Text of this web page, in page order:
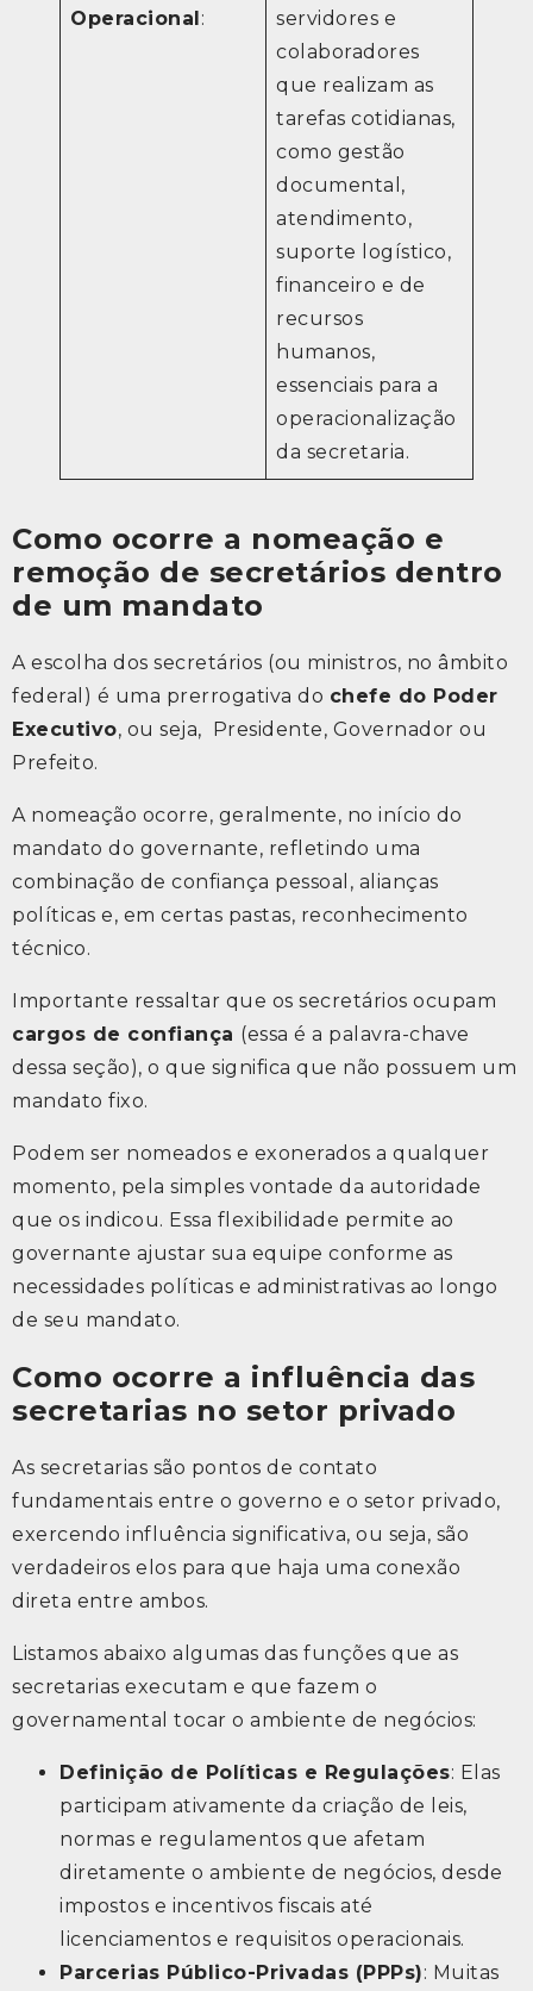
Operacional :
servidores e
colaboradores
que realizam as
tarefas cotidianas,
como gestão
documental,
atendimento,
suporte logístico,
financeiro e de
recursos
humanos,
essenciais para a
operacionalização
da secretaria.
Como ocorre a nomeação e
remoção de secretários dentro
de um mandato
A escolha dos secretários (ou ministros, no âmbito
federal) é uma prerrogativa do chefe do Poder
Executivo, ou seja, Presidente, Governador ou
Prefeito.
A nomeação ocorre, geralmente, no início do
mandato do governante, refletindo uma
combinação de confiança pessoal, alianças
políticas e, em certas pastas, reconhecimento
técnico.
Importante ressaltar que os secretários ocupam
cargos de confiança (essa é a palavra-chave
dessa seção), o que significa que não possuem um
mandato fixo.
Podem ser nomeados e exonerados a qualquer
momento, pela simples vontade da autoridade
que os indicou. Essa flexibilidade permite ao
governante ajustar sua equipe conforme as
necessidades políticas e administrativas ao longo
de seu mandato.
Como ocorre a influência das
secretarias no setor privado
As secretarias são pontos de contato
fundamentais entre o governo e o setor privado,
exercendo influência significativa, ou seja, são
verdadeiros elos para que haja uma conexão
direta entre ambos.
Listamos abaixo algumas das funções que as
secretarias executam e que fazem o
governamental tocar o ambiente de negócios:
Definição de Políticas e Regulações: Elas
participam ativamente da criação de leis,
normas e regulamentos que afetam
diretamente o ambiente de negócios, desde
impostos e incentivos fiscais até
licenciamentos e requisitos operacionais.
Parcerias Público-Privadas (PPPs): Muitas